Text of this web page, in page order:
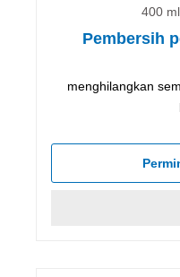
400
Pembersih
menghilangkan